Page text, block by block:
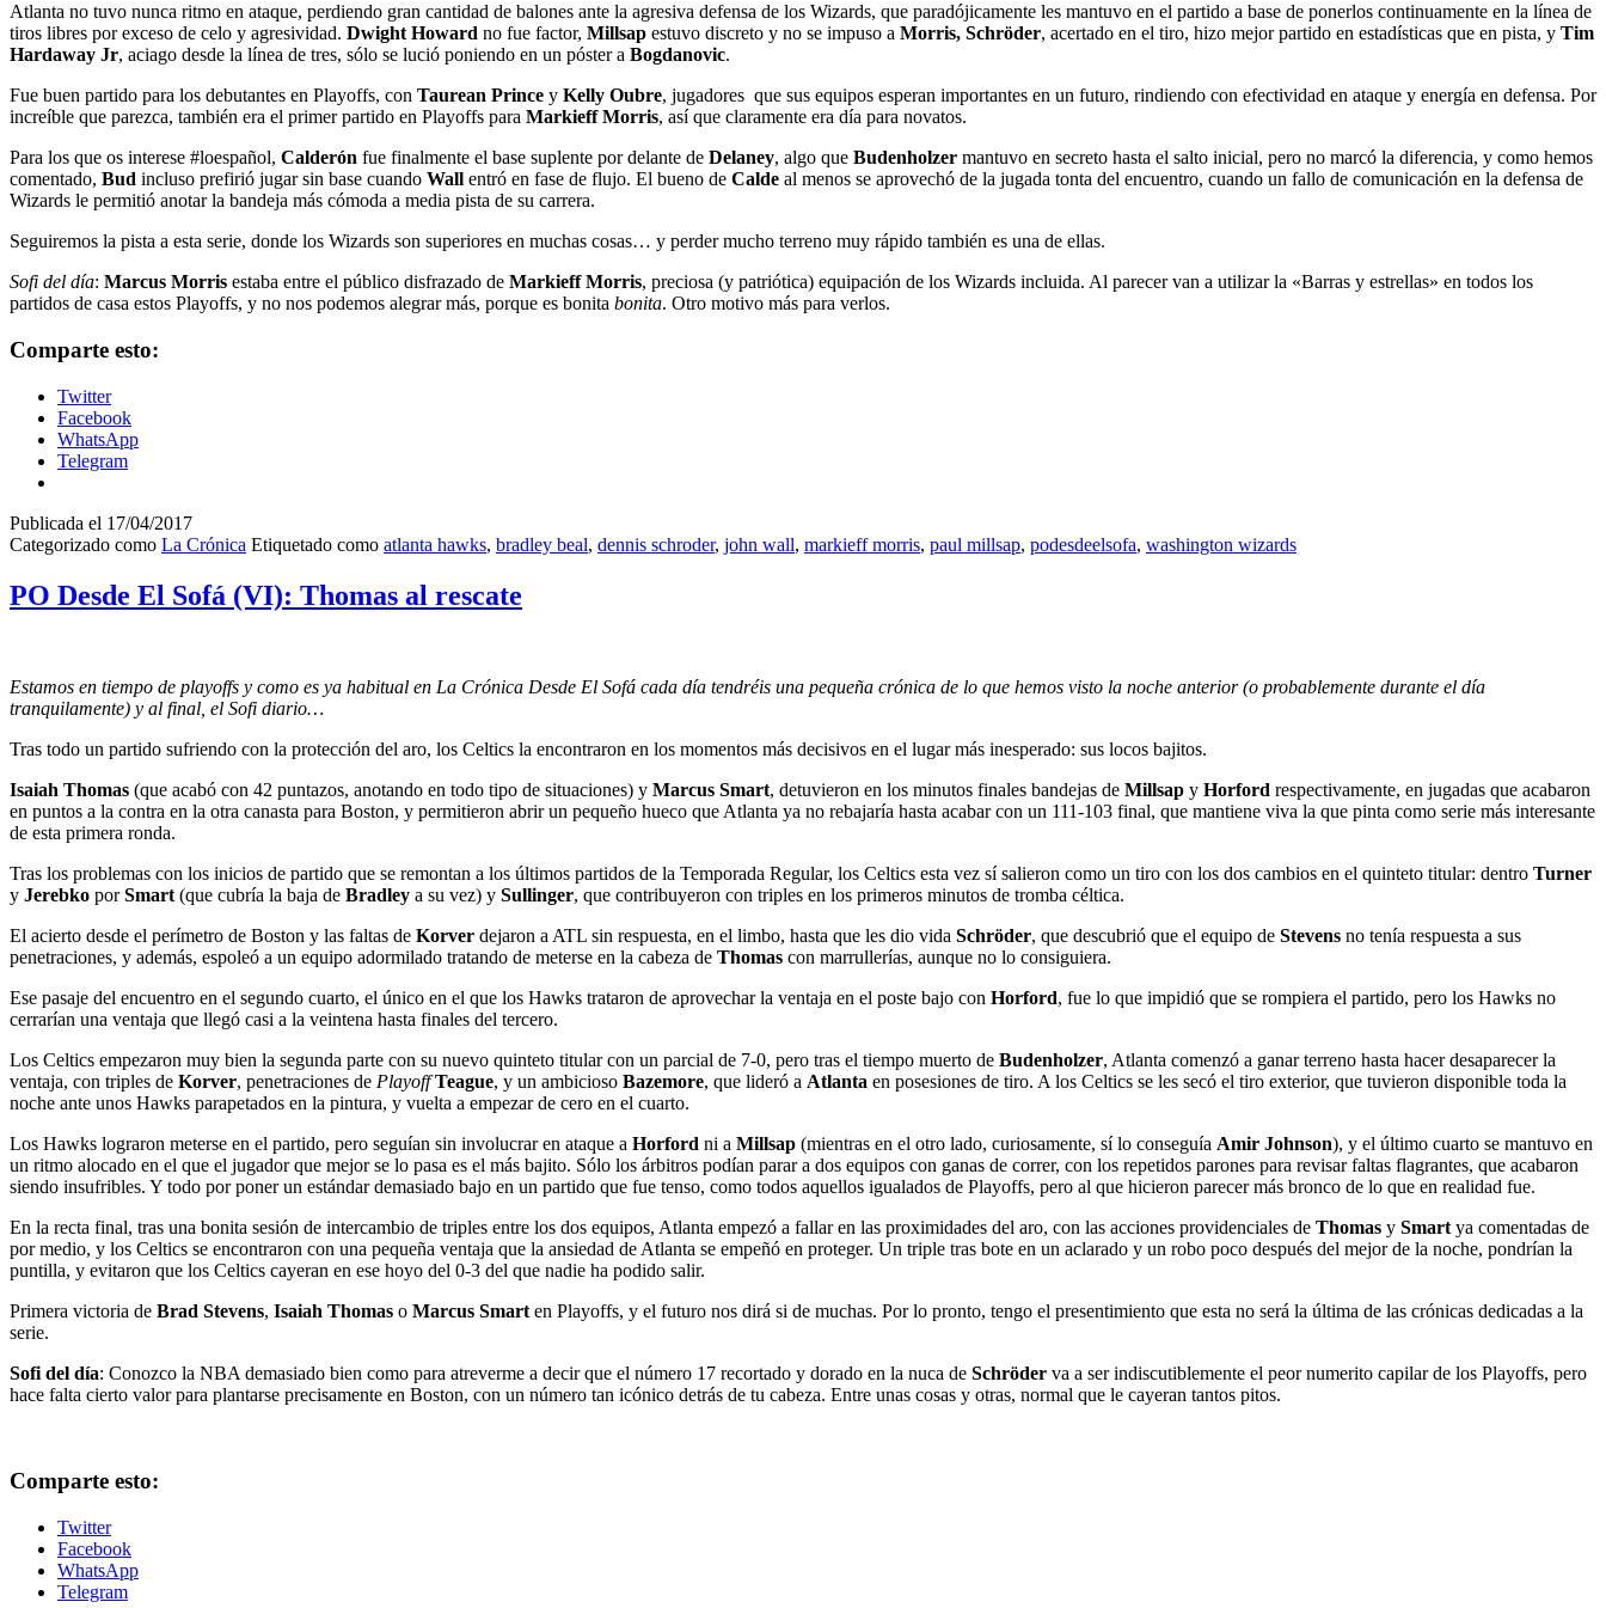
Atlanta no tuvo nunca ritmo en ataque, perdiendo gran cantidad de balones ante la agresiva defensa de los Wizards, que paradójicamente les mantuvo en el partido a base de ponerlos continuamente en la línea de
tiros libres por exceso de celo y agresividad. Dwight Howard no fue factor, Millsap estuvo discreto y no se impuso a Morris, Schröder, acertado en el tiro, hizo mejor partido en estadísticas que en pista, y Tim
Hardaway Jr, aciago desde la línea de tres, sólo se lució poniendo en un póster a Bogdanovic.
Fue buen partido para los debutantes en Playoffs, con Taurean Prince y Kelly Oubre, jugadores que sus equipos esperan importantes en un futuro, rindiendo con efectividad en ataque y energía en defensa. Por
increíble que parezca, también era el primer partido en Playoffs para Markieff Morris, así que claramente era día para novatos.
Para los que os interese #loespañol, Calderón fue finalmente el base suplente por delante de Delaney, algo que Budenholzer mantuvo en secreto hasta el salto inicial, pero no marcó la diferencia, y como hemos
comentado, Bud incluso prefirió jugar sin base cuando Wall entró en fase de flujo. El bueno de Calde al menos se aprovechó de la jugada tonta del encuentro, cuando un fallo de comunicación en la defensa de
Wizards le permitió anotar la bandeja más cómoda a media pista de su carrera.
Seguiremos la pista a esta serie, donde los Wizards son superiores en muchas cosas… y perder mucho terreno muy rápido también es una de ellas.
Sofi del día: Marcus Morris estaba entre el público disfrazado de Markieff Morris, preciosa (y patriótica) equipación de los Wizards incluida. Al parecer van a utilizar la «Barras y estrellas» en todos los
partidos de casa estos Playoffs, y no nos podemos alegrar más, porque es bonita bonita. Otro motivo más para verlos.
Comparte esto:
Twitter
Facebook
WhatsApp
Telegram
Publicada el 17/04/2017
Categorizado como La Crónica Etiquetado como atlanta hawks, bradley beal, dennis schroder, john wall, markieff morris, paul millsap, podesdeelsofa, washington wizards
PO Desde El Sofá (VI): Thomas al rescate
Estamos en tiempo de playoffs y como es ya habitual en La Crónica Desde El Sofá cada día tendréis una pequeña crónica de lo que hemos visto la noche anterior (o probablemente durante el día
tranquilamente) y al final, el Sofi diario…
Tras todo un partido sufriendo con la protección del aro, los Celtics la encontraron en los momentos más decisivos en el lugar más inesperado: sus locos bajitos.
Isaiah Thomas (que acabó con 42 puntazos, anotando en todo tipo de situaciones) y Marcus Smart, detuvieron en los minutos finales bandejas de Millsap y Horford respectivamente, en jugadas que acabaron
en puntos a la contra en la otra canasta para Boston, y permitieron abrir un pequeño hueco que Atlanta ya no rebajaría hasta acabar con un 111-103 final, que mantiene viva la que pinta como serie más interesante
de esta primera ronda.
Tras los problemas con los inicios de partido que se remontan a los últimos partidos de la Temporada Regular, los Celtics esta vez sí salieron como un tiro con los dos cambios en el quinteto titular: dentro Turner
y Jerebko porSmart (que cubría la baja de Bradley a su vez) y Sullinger, que contribuyeron con triples en los primeros minutos de tromba céltica.
El acierto desde el perímetro de Boston y las faltas de Korver dejaron a ATL sin respuesta, en el limbo, hasta que les dio vida Schröder, que descubrió que el equipo de Stevens no tenía respuesta a sus
penetraciones, y además, espoleó a un equipo adormilado tratando de meterse en la cabeza de Thomas con marrullerías, aunque no lo consiguiera.
Ese pasaje del encuentro en el segundo cuarto, el único en el que los Hawks trataron de aprovechar la ventaja en el poste bajo con Horford, fue lo que impidió que se rompiera el partido, pero los Hawks no
cerrarían una ventaja que llegó casi a la veintena hasta finales del tercero.
Los Celtics empezaron muy bien la segunda parte con su nuevo quinteto titular con un parcial de 7-0, pero tras el tiempo muerto de Budenholzer, Atlanta comenzó a ganar terreno hasta hacer desaparecer la
ventaja, con triples de Korver, penetraciones de Playoff Teague, y un ambicioso Bazemore, que lideró a Atlanta en posesiones de tiro. A los Celtics se les secó el tiro exterior, que tuvieron disponible toda la
noche ante unos Hawks parapetados en la pintura, y vuelta a empezar de cero en el cuarto.
Los Hawks lograron meterse en el partido, pero seguían sin involucrar en ataque a Horford ni a Millsap (mientras en el otro lado, curiosamente, sí lo conseguía Amir Johnson), y el último cuarto se mantuvo en
un ritmo alocado en el que el jugador que mejor se lo pasa es el más bajito. Sólo los árbitros podían parar a dos equipos con ganas de correr, con los repetidos parones para revisar faltas flagrantes, que acabaron
siendo insufribles. Y todo por poner un estándar demasiado bajo en un partido que fue tenso, como todos aquellos igualados de Playoffs, pero al que hicieron parecer más bronco de lo que en realidad fue.
En la recta final, tras una bonita sesión de intercambio de triples entre los dos equipos, Atlanta empezó a fallar en las proximidades del aro, con las acciones providenciales de Thomas y Smart ya comentadas de
por medio, y los Celtics se encontraron con una pequeña ventaja que la ansiedad de Atlanta se empeñó en proteger. Un triple tras bote en un aclarado y un robo poco después del mejor de la noche, pondrían la
puntilla, y evitaron que los Celtics cayeran en ese hoyo del 0-3 del que nadie ha podido salir.
Primera victoria de Brad Stevens, Isaiah Thomas o Marcus Smart en Playoffs, y el futuro nos dirá si de muchas. Por lo pronto, tengo el presentimiento que esta no será la última de las crónicas dedicadas a la
serie.
Sofi del día: Conozco la NBA demasiado bien como para atreverme a decir que el número 17 recortado y dorado en la nuca de Schröder va a ser indiscutiblemente el peor numerito capilar de los Playoffs, pero
hace falta cierto valor para plantarse precisamente en Boston, con un número tan icónico detrás de tu cabeza. Entre unas cosas y otras, normal que le cayeran tantos pitos.
Comparte esto:
Twitter
Facebook
WhatsApp
Telegram